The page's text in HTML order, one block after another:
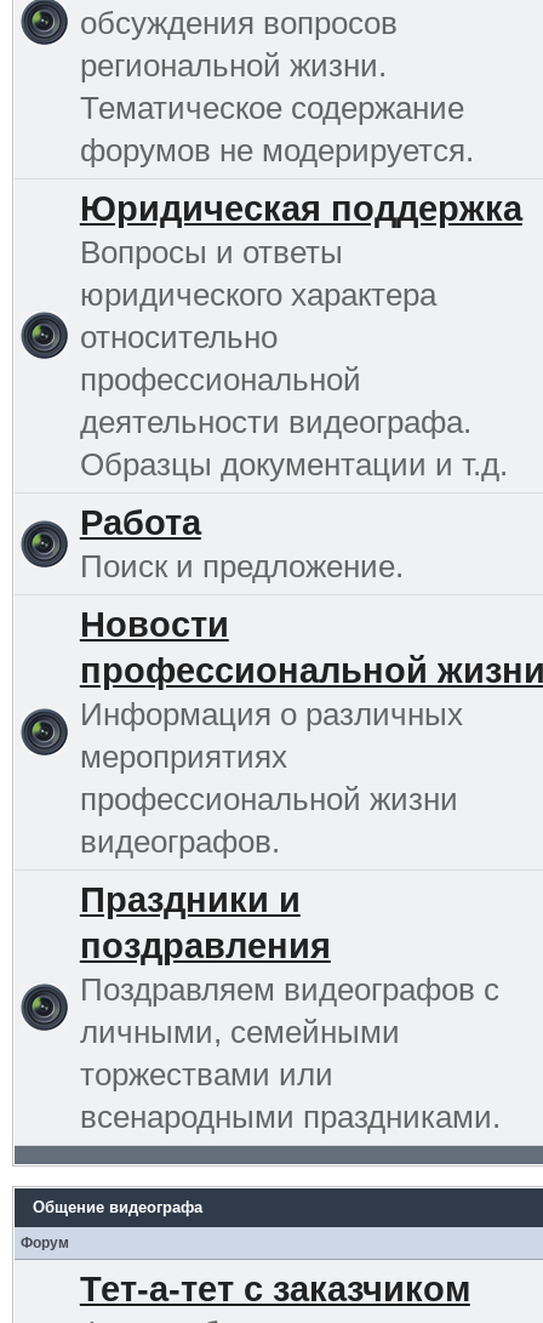
обсуждения вопросов
региональной жизни.
Тематическое содержание
форумов не модерируется.
Юридическая поддержка
Вопросы и ответы
юридического характера
относительно
профессиональной
деятельности видеографа.
Образцы документации и т.д.
Работа
Поиск и предложение.
Новости
профессиональной
Информация о различных
мероприятиях
профессиональной жизни
видеографов.
Праздники и
поздравления
Поздравляем видеографов с
личными, семейными
торжествами или
всенародными праздниками.
Общение видеографа
Форум
Тет-а-тет с заказчиком